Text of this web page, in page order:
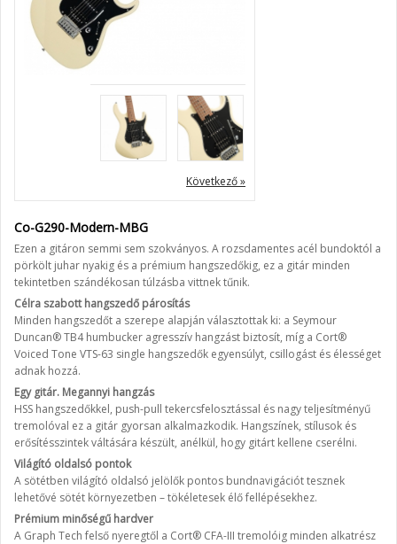
Következő »
Co-G290-Modern-MBG
Ezen a gitáron semmi sem szokványos. A rozsdamentes acél bundoktól a
pörkölt juhar nyakig és a prémium hangszedőkig, ez a gitár minden
tekintetben szándékosan túlzásba vittnek tűnik.
Célra szabott hangszedő párosítás
Minden hangszedőt a szerepe alapján választottak ki: a Seymour
Duncan® TB4 humbucker agresszív hangzást biztosít, míg a Cort®
Voiced Tone VTS-63 single hangszedők egyensúlyt, csillogást és élességet
adnak hozzá.
Egy gitár. Megannyi hangzás
HSS hangszedőkkel, push-pull tekercsfelosztással és nagy teljesítményű
tremolóval ez a gitár gyorsan alkalmazkodik. Hangszínek, stílusok és
erősítésszintek váltására készült, anélkül, hogy gitárt kellene cserélni.
Világító oldalsó pontok
A sötétben világító oldalsó jelölők pontos bundnavigációt tesznek
lehetővé sötét környezetben – tökéletesek élő fellépésekhez.
Prémium minőségű hardver
A Graph Tech felső nyeregtől a Cort® CFA-III tremolóig minden alkatrész